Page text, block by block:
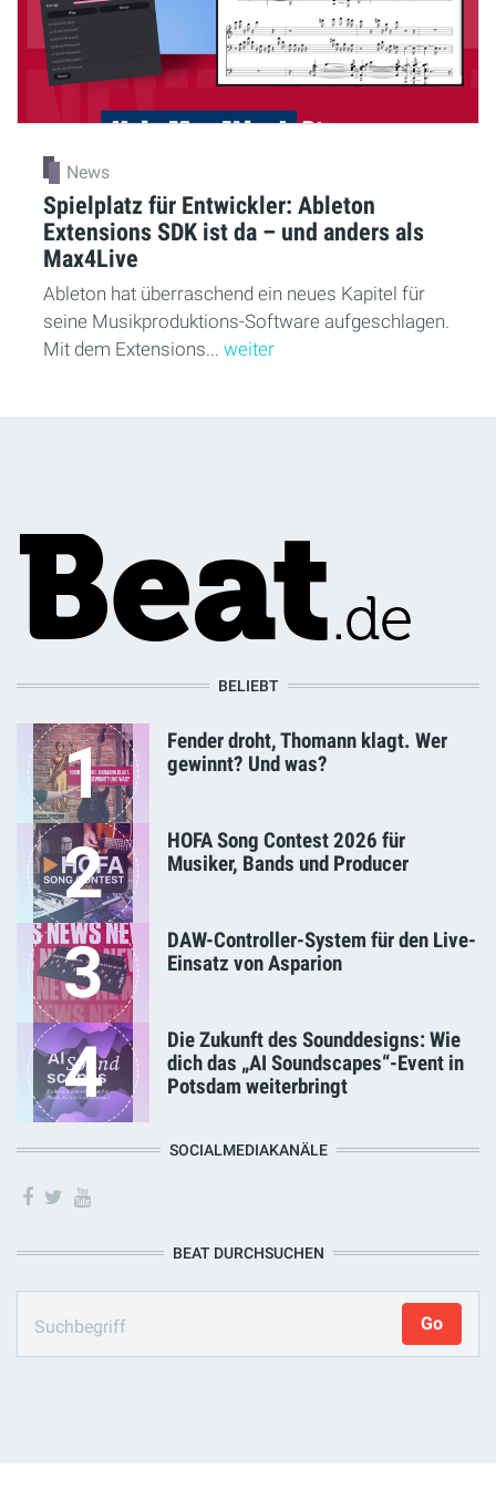
News
Spielplatz für Entwickler: Ableton
Extensions SDK ist da – und anders als
Max4Live
Ableton hat überraschend ein neues Kapitel für
seine Musikproduktions-Software aufgeschlagen.
Mit dem Extensions... weiter
BELIEBT
1
Fender droht, Thomann klagt. Wer
gewinnt? Und was?
2
HOFA Song Contest 2026 für
Musiker, Bands und Producer
3
DAW-Controller-System für den Live-
Einsatz von Asparion
4
Die Zukunft des Sounddesigns: Wie
dich das „AI Soundscapes“-Event in
Potsdam weiterbringt
SOCIALMEDIAKANÄLE
BEAT DURCHSUCHEN